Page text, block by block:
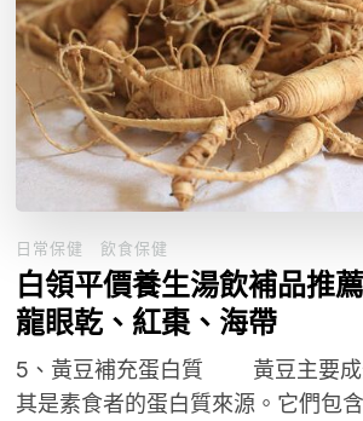
日常保健 飲食保健
白領平價養生湯飲補品推
龍眼乾、紅棗、海帶
5、黃豆補充蛋白質 黃豆主要成
其是素食者的蛋白質來源。它們包